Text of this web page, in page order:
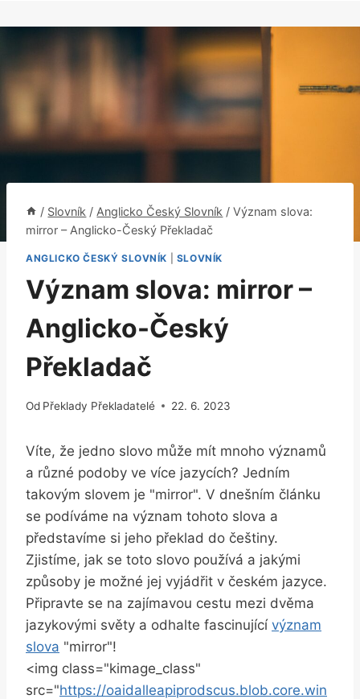
/ Slovník / Anglicko Český Slovník / Význam slova:
mirror – Anglicko-Český Překladač
ANGLICKO ČESKÝ SLOVNÍK SLOVNÍK
Význam slova: mirror –
Anglicko-Český
Překladač
Od Překlady Překladatelé 22. 6. 2023
Víte, ‍že jedno⁢ slovo může mít mnoho významů
a různé podoby ve více ⁤jazycích? Jedním
takovým slovem je "mirror".​ V dnešním článku
se podíváme⁣ na význam tohoto‌ slova⁢ a
představíme‌ si jeho překlad do češtiny.⁢
Zjistíme, jak se ​toto slovo ⁢používá a ‌jakými‍
způsoby je možné⁣ jej vyjádřit ​v českém jazyce.
Připravte se ⁢na zajímavou cestu‍ mezi dvěma‍
jazykovými světy a odhalte fascinující význam
slova "mirror"!
<img class="kimage_class" ‍
src="https://oaidalleapiprodscus.blob.core.win